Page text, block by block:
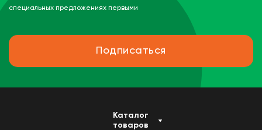
специальных предложениях первыми
Подписаться
Каталог
товаров